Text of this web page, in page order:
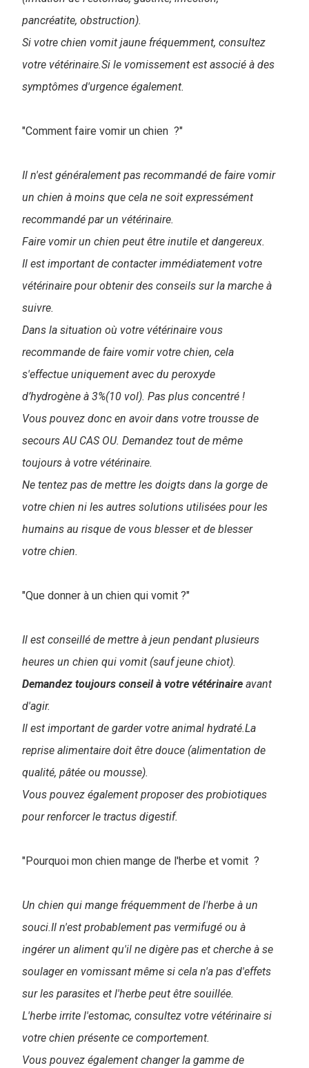
pancréatite, obstruction).
Si votre chien vomit jaune fréquemment, consultez
votre vétérinaire.Si le vomissement est associé à des
symptômes d'urgence également.
"Comment faire vomir un chien ?"
Il n'est généralement pas recommandé de faire vomir
un chien à moins que cela ne soit expressément
recommandé par un vétérinaire.
Faire vomir un chien peut être inutile et dangereux.
Il est important de contacter immédiatement votre
vétérinaire pour obtenir des conseils sur la marche à
suivre.
Dans la situation où votre vétérinaire vous
recommande de faire vomir votre chien, cela
s'effectue uniquement avec du peroxyde
d’hydrogène à 3%(10 vol). Pas plus concentré !
Vous pouvez donc en avoir dans votre trousse de
secours AU CAS OU. Demandez tout de même
toujours à votre vétérinaire.
Ne tentez pas de mettre les doigts dans la gorge de
votre chien ni les autres solutions utilisées pour les
humains au risque de vous blesser et de blesser
votre chien.
"Que donner à un chien qui vomit ?"
Il est conseillé de mettre à jeun pendant plusieurs
heures un chien qui vomit (sauf jeune chiot).
Demandez toujours conseil à votre vétérinaire avant
d'agir.
Il est important de garder votre animal hydraté.La
reprise alimentaire doit être douce (alimentation de
qualité, pâtée ou mousse).
Vous pouvez également proposer des probiotiques
pour renforcer le tractus digestif.
"Pourquoi mon chien mange de l'herbe et vomit ?
Un chien qui mange fréquemment de l'herbe à un
souci.Il n'est probablement pas vermifugé ou à
ingérer un aliment qu'il ne digère pas et cherche à se
soulager en vomissant même si cela n'a pas d'effets
sur les parasites et l'herbe peut être souillée.
L'herbe irrite l'estomac, consultez votre vétérinaire si
votre chien présente ce comportement.
Vous pouvez également changer la gamme de